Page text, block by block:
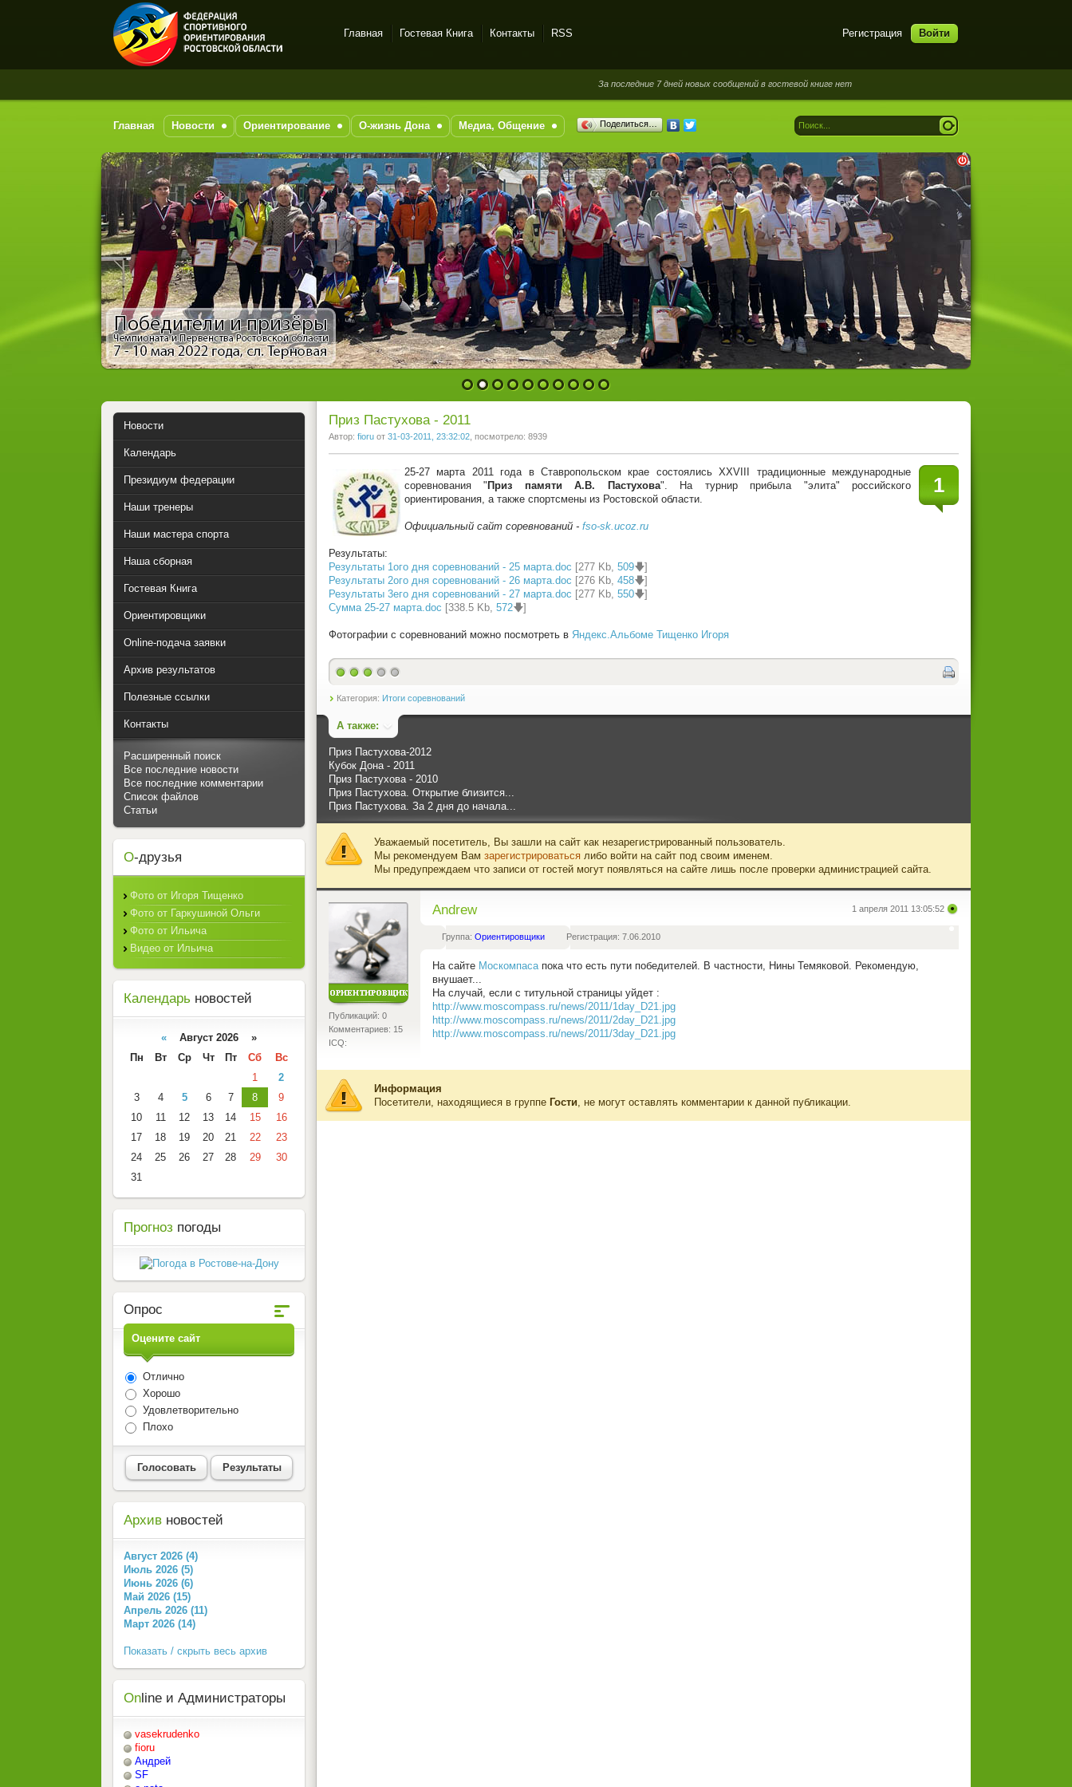
Спортивное
на-Дону
Регистрация Войти
Главная Гостевая Книга Контакты RSS
За последние 7 дней новых сообщений в гостевой книге нет
Главная Новости Ориентирование О-жизнь Дона Медиа, Общение Поделиться…
1 2 3 4 5 6 7 8 9 10
Приз Пастухова - 2011
Автор: fioru от 31-03-2011, 23:32:02 , посмотрело: 8939
1
25-27 марта 2011 года в Ставропольском крае состоялись XXVIII традиционные международные
соревнования " Приз памяти А.В. Пастухова". На турнир прибыла "элита" российского
ориентирования, а также спортсмены из Ростовской области.
Официальный сайт соревнований - fso-sk.ucoz.ru
Результаты:
Результаты 1ого дня соревнований - 25 марта.doc [277 Kb, 509🡇]
Результаты 2ого дня соревнований - 26 марта.doc [276 Kb, 458🡇]
Результаты 3его дня соревнований - 27 марта.doc [277 Kb, 550🡇]
Сумма 25-27 марта.doc [338.5 Kb, 572🡇]
Фотографии с соревнований можно посмотреть в Яндекс.Альбоме Тищенко Игоря
Категория: Итоги соревнований
А также:
Приз Пастухова-2012
Кубок Дона - 2011
Приз Пастухова - 2010
Приз Пастухова. Открытие близится...
Приз Пастухова. За 2 дня до начала...
Уважаемый посетитель, Вы зашли на сайт как незарегистрированный пользователь.
Мы рекомендуем Вам зарегистрироваться либо войти на сайт под своим именем.
Мы предупреждаем что записи от гостей могут появляться на сайте лишь после проверки администрацией сайта.
Публикаций: 0
Комментариев: 15
ICQ:
1 апреля 2011 13:05:52
Andrew
Группа: Ориентировщики Регистрация: 7.06.2010
На сайте Москомпаса пока что есть пути победителей. В частности, Нины Темяковой. Рекомендую,
внушает...
На случай, если с титульной страницы уйдет :
http://www.moscompass.ru/news/2011/1day_D21.jpg
http://www.moscompass.ru/news/2011/2day_D21.jpg
http://www.moscompass.ru/news/2011/3day_D21.jpg
Информация
Посетители, находящиеся в группе Гости , не могут оставлять комментарии к данной публикации.
Новости
Календарь
Президиум федерации
Наши тренеры
Наши мастера спорта
Наша сборная
Гостевая Книга
Ориентировщики
Online-подача заявки
Архив результатов
Полезные ссылки
Контакты
Расширенный поиск
Все последние новости
Все последние комментарии
Список файлов
Статьи
О-друзья
Фото от Игоря Тищенко
Фото от Гаркушиной Ольги
Фото от Ильича
Видео от Ильича
Календарь новостей
« Август 2026 »
Пн
Вт Ср Чт Пт Сб
Вс
1
2
3
4 5 6 7 8
9
10
11 12 13 14 15
16
17
18 19 20 21 22
23
24
25 26 27 28 29
30
31
Прогноз погоды
Опрос
Оцените сайт
Отлично
Хорошо
Удовлетворительно
Плохо
Голосовать Результаты
Архив новостей
Август 2026 (4)
Июль 2026 (5)
Июнь 2026 (6)
Май 2026 (15)
Апрель 2026 (11)
Март 2026 (14)
Показать / скрыть весь архив
On line и Администраторы
vasekrudenko
fioru
Андрей
SF